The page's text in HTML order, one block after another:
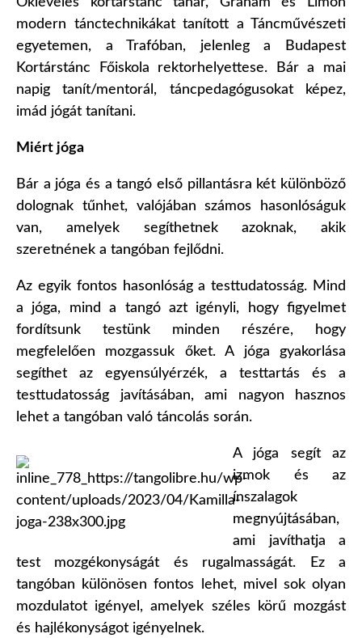
modern tánctechnikákat tanított a Táncművészeti
egyetemen, a Trafóban, jelenleg a Budapest
Kortárstánc Főiskola rektorhelyettese. Bár a mai
napig tanít/mentorál, táncpedagógusokat képez,
imád jógát tanítani.
Miért jóga
Bár a jóga és a tangó első pillantásra két különböző
dolognak tűnhet, valójában számos hasonlóságuk
van, amelyek segíthetnek azoknak, akik
szeretnének a tangóban fejlődni.
Az egyik fontos hasonlóság a testtudatosság. Mind
a jóga, mind a tangó azt igényli, hogy figyelmet
fordítsunk testünk minden részére, hogy
megfelelően mozgassuk őket. A jóga gyakorlása
segíthet az egyensúlyérzék, a testtartás és a
testtudatosság javításában, ami nagyon hasznos
lehet a tangóban való táncolás során.
A jóga segít az
izmok és az
ínszalagok
megnyújtásában,
ami javíthatja a
test mozgékonyságát és rugalmasságát. Ez a
tangóban különösen fontos lehet, mivel sok olyan
mozdulatot igényel, amelyek széles körű mozgást
és hajlékonyságot igényelnek.